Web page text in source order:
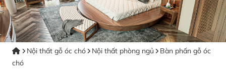
Nội thất gỗ óc chó Nội thất phòng ngủ
Bàn phấn gỗ óc
chó